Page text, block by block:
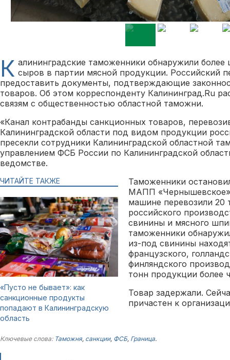
К алининградские таможенники обнаружили
сыров в партии мясной продукции. Российский
предоставить документы, подтверждающие
товаров. Об этом корреспонденту Калининград.Ru
связям с общественностью областной таможни.
«Канал контрабанды санкционных товаров,
Калининградской области под видом продукции
пресекли сотрудники Калининградской областной
управлением ФСБ России по Калининградской
ведомстве.
ЧИТАЙТЕ ТАКЖЕ
«Пусто не бывает»: как
санкционные продукты
попадают в Калининградскую
область
Таможенники
МАПП
машине перевозили 20
российского
свинины и мясного
таможенники
из-под свинины
французского,
финляндского
тонн продукции более
Товар задержали.
причастен к
Ключевые слова: Таможня, санкции, ФСБ, Граница.